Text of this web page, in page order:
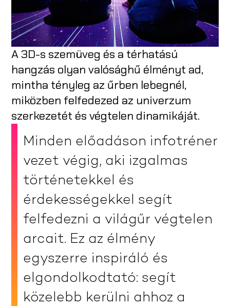
A 3D-s szemüveg és a térhatású
hangzás olyan valósághű élményt ad,
mintha tényleg az űrben lebegnél,
miközben felfedezed az univerzum
szerkezetét és végtelen dinamikáját.
Minden előadáson infotréner
vezet végig, aki izgalmas
történetekkel és
érdekességekkel segít
felfedezni a világűr végtelen
arcait. Ez az élmény
egyszerre inspiráló és
elgondolkodtató: segít
közelebb kerülni ahhoz a